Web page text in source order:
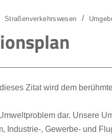
Straßenverkehrswesen
Zitat wird dem
dar. Unsere
Industrie-, Gewerbe- und